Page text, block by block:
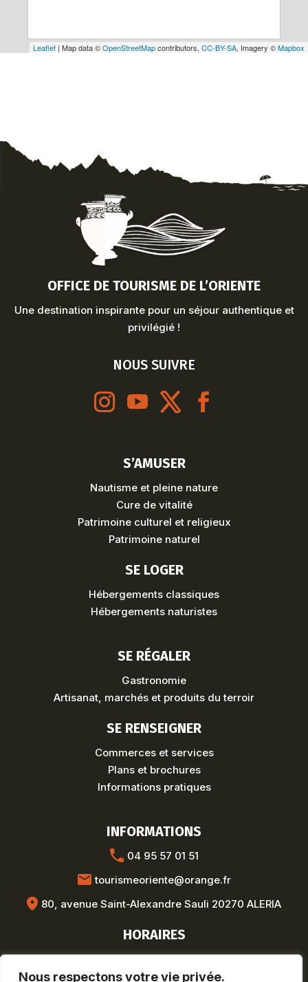
Nous respectons votre vie privée.
Leaflet | Map data ©OpenStreetMapcontributors, CC-BY-SA, Imagery ©Mapbox
OFFICE DE TOURISME DE L’ORIENTE
Une destination inspirante pour un séjour authentique et
privilégié !
NOUS SUIVRE
S’AMUSER
Nautisme et pleine nature
Cure de vitalité
Patrimoine culturel et religieux
Patrimoine naturel
SE LOGER
Hébergements classiques
Hébergements naturistes
SE RÉGALER
Gastronomie
Artisanat, marchés et produits du terroir
SE RENSEIGNER
Commerces et services
Plans et brochures
Informations pratiques
INFORMATIONS
04 95 57 01 51
tourismeoriente@orange.fr
80, avenue Saint-Alexandre Sauli 20270 ALERIA
HORAIRES
Hors saison :
Lun-Ven : 8h30-12h / 13h30-17h